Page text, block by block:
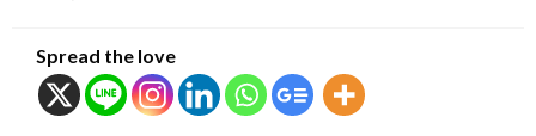
Spread the love